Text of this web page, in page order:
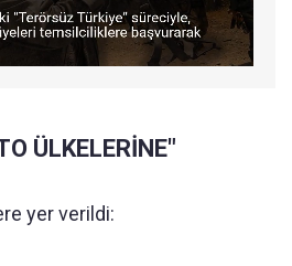
ÜLKELERİNE"
yer verildi: